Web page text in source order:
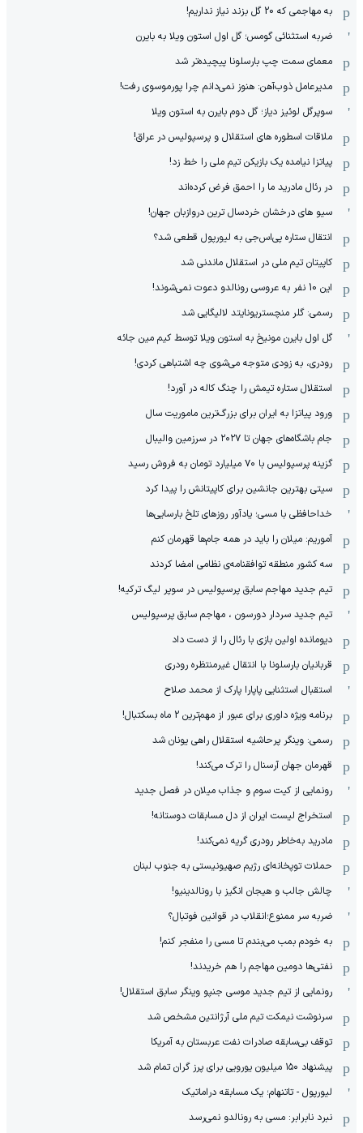
به مهاجمی که 20 گل بزند نیاز نداریم!
ضربه استثنائی گومس؛ گل اول استون ویلا به بایرن
معمای سمت چپ بارسلونا پیچیده‌تر شد
مدیرعامل ذوب‌آهن: هنوز نمی‌دانم چرا پورموسوی رفت!
سوپرگل لوئیز دیاز؛ گل دوم بایرن به استون ویلا
ملاقات اسطوره های استقلال و پرسپولیس در عراق!
پیاتزا نیامده یک بازیکن تیم ملی را خط زد!
در رئال مادرید ما را احمق فرض کرده‌اند
سیو های درخشان خردسال ترین دروازبان جهان!
انتقال ستاره پی‌اس‌جی به لیورپول قطعی شد؟
کاپیتان تیم ملی در استقلال ماندنی شد
این 10 نفر به عروسی رونالدو دعوت نمی‌شوند!
رسمی: گلر منچستریونایتد لالیگایی شد
گل اول بایرن مونیخ به استون ویلا توسط کیم مین جائه
رودری، به زودی متوجه می‌شوی چه اشتباهی کردی!
استقلال ستاره تیمش را چنگ کاله در آورد!
ورود پیاتزا به ایران برای بزرگ‌ترین ماموریت سال
جام باشگاه‌های جهان تا ۲۰۲۷ در سرزمین والیبال
گزینه پرسپولیس با ۷۰ میلیارد تومان به فروش رسید
سیتی بهترین جانشین برای کاپیتانش را پیدا کرد
خداحافظی با مسی؛ یادآور روزهای تلخ بارسایی‌ها
آموریم: میلان را باید در همه جام‌ها قهرمان کنم
سه کشور منطقه توافقنامه‌ی نظامی امضا کردند
تیم جدید مهاجم سابق پرسپولیس در سوپر لیگ ترکیه!
تیم جدید سردار دورسون ، مهاجم سابق پرسپولیس
دیومانده اولین بازی با رئال را از دست داد
قربانیان بارسلونا با انتقال غیرمنتظره رودری
استقبال استثنایی پاپارا پارک از محمد صلاح
برنامه ویژه داوری برای عبور از مهم‌ترین 2 ماه بسکتبال!
رسمی: وینگر پرحاشیه استقلال راهی یونان شد
قهرمان جهان آرسنال را ترک می‌کند!
رونمایی از کیت سوم و جذاب میلان در فصل جدید
استخراج لیست ایران از دل مسابقات دوستانه!
مادرید به‌خاطر رودری گریه نمی‌کند!
حملات توپخانه‌ای رژیم صهیونیستی به جنوب لبنان
چالش جالب و هیجان انگیز با رونالدینیو!
ضربه سر ممنوع؛انقلاب در قوانین فوتبال؟
به خودم بمب می‌بندم تا مسی را منفجر کنم!
نفتی‌ها دومین مهاجم را هم خریدند!
رونمایی از تیم جدید موسی جنپو وینگر سابق استقلال!
سرنوشت نیمکت تیم ملی آرژانتین مشخص شد
توقف بی‌سابقه صادرات نفت عربستان به آمریکا
پیشنهاد ۱۵۰ میلیون یورویی برای پرز گران تمام شد
لیورپول - تاتنهام؛ یک مسابقه دراماتیک
نبرد نابرابر: مسی به رونالدو نمی‌رسد